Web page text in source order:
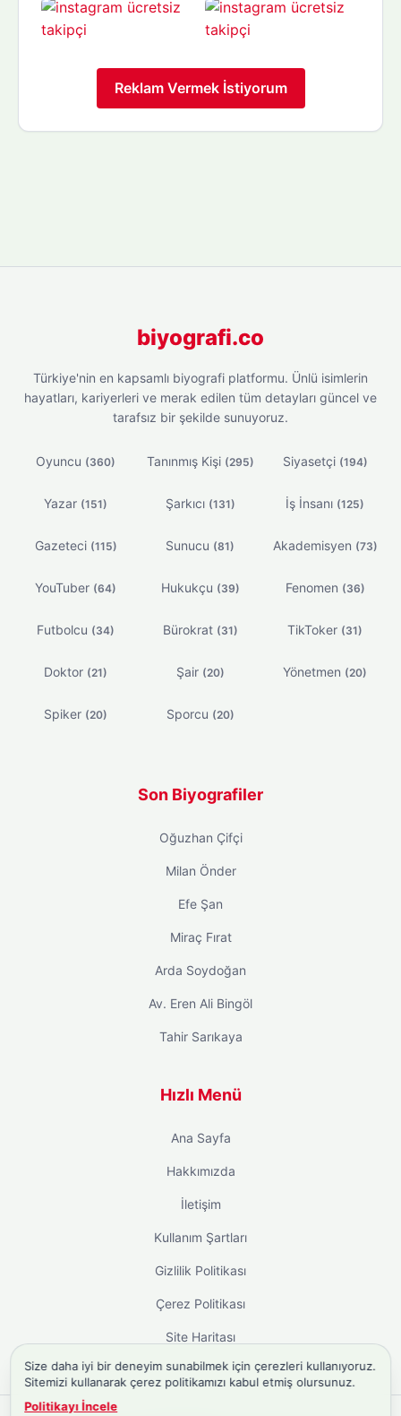
Reklam Vermek İstiyorum
biyografi.co
Türkiye'nin en kapsamlı biyografi platformu. Ünlü isimlerin
hayatları, kariyerleri ve merak edilen tüm detayları güncel ve
tarafsız bir şekilde sunuyoruz.
Oyuncu (360) Tanınmış Kişi (295) Siyasetçi (194)
Yazar (151) Şarkıcı (131) İş İnsanı (125)
Gazeteci (115) Sunucu (81) Akademisyen (73)
YouTuber (64) Hukukçu (39) Fenomen (36)
Futbolcu (34) Bürokrat (31) TikToker (31)
Doktor (21) Şair (20) Yönetmen (20)
Spiker (20) Sporcu (20)
Son Biyografiler
Oğuzhan Çifçi
Milan Önder
Efe Şan
Miraç Fırat
Arda Soydoğan
Av. Eren Ali Bingöl
Tahir Sarıkaya
Hızlı Menü
Ana Sayfa
Hakkımızda
İletişim
Kullanım Şartları
Gizlilik Politikası
Çerez Politikası
Site Haritası
Size daha iyi bir deneyim sunabilmek için çerezleri kullanıyoruz.
Sitemizi kullanarak çerez politikamızı kabul etmiş olursunuz.
Politikayı İncele